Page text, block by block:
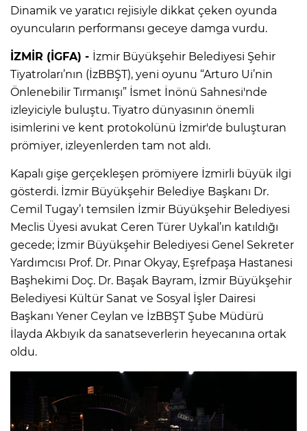
Dinamik ve yaratıcı rejisiyle dikkat çeken oyunda
oyuncuların performansı geceye damga vurdu.
İZMİR (İGFA) - İzmir Büyükşehir Belediyesi Şehir
Tiyatroları’nın (İzBBŞT), yeni oyunu “Arturo Ui’nin
Önlenebilir Tırmanışı” İsmet İnönü Sahnesi'nde
izleyiciyle buluştu. Tiyatro dünyasının önemli
isimlerini ve kent protokolünü İzmir'de buluşturan
prömiyer, izleyenlerden tam not aldı.
Kapalı gişe gerçekleşen prömiyere İzmirli büyük ilgi
gösterdi. İzmir Büyükşehir Belediye Başkanı Dr.
Cemil Tugay’ı temsilen İzmir Büyükşehir Belediyesi
Meclis Üyesi avukat Ceren Türer Uykal’ın katıldığı
gecede; İzmir Büyükşehir Belediyesi Genel Sekreter
Yardımcısı Prof. Dr. Pınar Okyay, Eşrefpaşa Hastanesi
Başhekimi Doç. Dr. Başak Bayram, İzmir Büyükşehir
Belediyesi Kültür Sanat ve Sosyal İşler Dairesi
Başkanı Yener Ceylan ve İzBBŞT Şube Müdürü
İlayda Akbıyık da sanatseverlerin heyecanına ortak
oldu.